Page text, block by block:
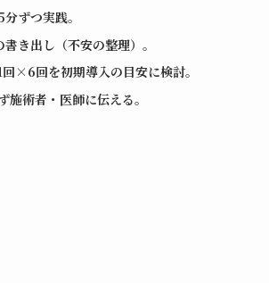
分ずつ実践。
き出し（不安の整理） 。
回×6回を初期導入の目安に検討。
施術者・医師に伝える。